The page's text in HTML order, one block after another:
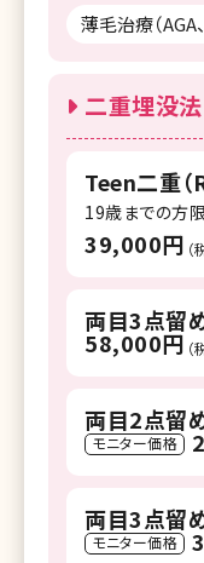
薄毛治療（AGA
二重埋没法
Teen二重（
19歳までの方
39,000円 （
両目3点留
58,000円 （
両目2点留
モニター価格
両目3点留
モニター価格